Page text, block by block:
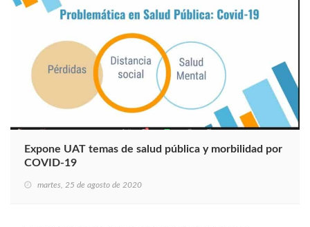
Expone UAT temas de salud pública y morbilidad por
COVID-19
martes, 25 de agosto de 2020